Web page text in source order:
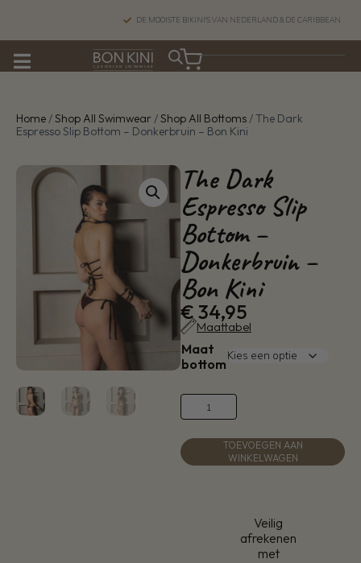
DE MOOISTE BIKINI'S VAN NEDERLAND & DE CARIBBEAN
Home /Shop All Swimwear /Shop All Bottoms / The Dark
Espresso Slip Bottom – Donkerbruin – Bon Kini
The Dark
Espresso Slip
Bottom –
Donkerbruin –
Bon Kini
€34,95
Maattabel
Maat
bottom
TOEVOEGEN AAN
WINKELWAGEN
Veilig
afrekenen
met